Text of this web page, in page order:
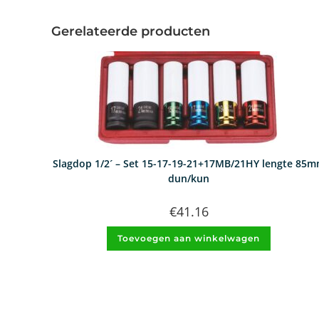
Gerelateerde producten
Slagdop 1/2´ – Set 15-17-19-21+17MB/21HY lengte
dun/kun
€41.16
Toevoegen aan winkelwagen